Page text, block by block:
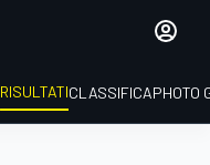
RISULTATICLASSIFICAPHOTO